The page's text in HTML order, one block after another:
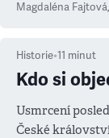
Magdaléna Fajtová,
Historie•11 minut
Kdo si
Usmrcení posledního Přemyslovce uvrhlo v roce 1306
České